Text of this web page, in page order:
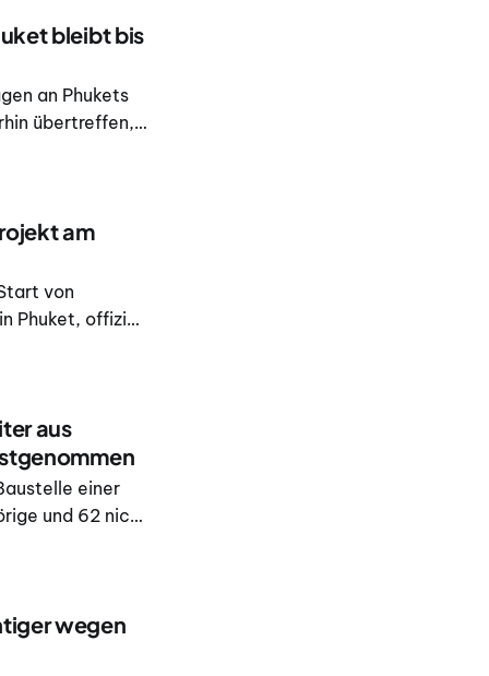
bleibt bis
an Phukets
übertreffen,
am
von
Phuket, offiziell
aus
einer
und 62 nicht
Der Einsatz
wegen